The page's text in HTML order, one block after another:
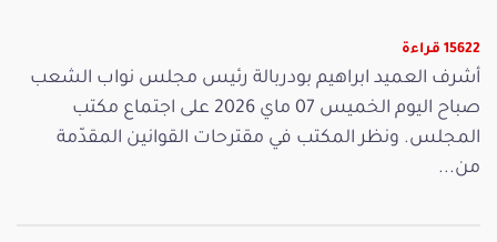
15622 قراءة
أشرف العميد ابراهيم بودربالة رئيس مجلس نواب الشعب
صباح اليوم الخميس 07 ماي 2026 على اجتماع مكتب
المجلس. ونظر المكتب في مقترحات القوانين المقدّمة
من...